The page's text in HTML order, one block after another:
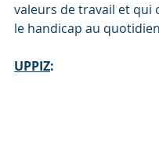
valeurs de travail et qui
le handicap au
UPPIZ: